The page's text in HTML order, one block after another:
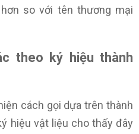
so với tên thương mại
theo ký hiệu thành
cách gọi dựa trên thành
hiệu vật liệu cho thấy đây